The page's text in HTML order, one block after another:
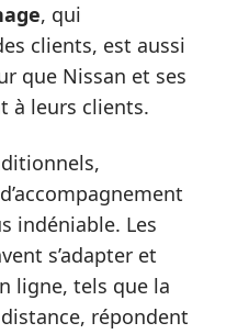
, qui
clients, est aussi
que Nissan et ses
à leurs clients.
indéniable. Les
s’adapter et
ligne, tels que la
répondent